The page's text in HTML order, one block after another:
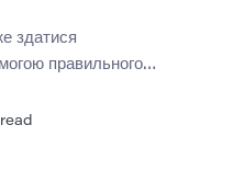
здатися
правильного
покаже вам, як.